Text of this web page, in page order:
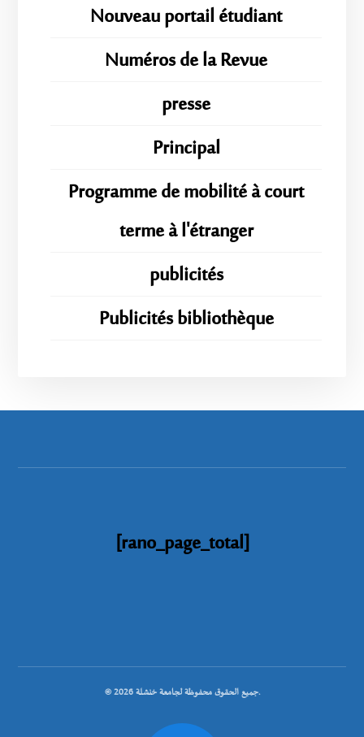
Nouveau portail étudiant
Numéros de la Revue
presse
Principal
Programme de mobilité à court
terme à l'étranger
publicités
Publicités bibliothèque
[rano_page_total]
© جميع الحقوق محفوظة لجامعة خنشلة 2026.